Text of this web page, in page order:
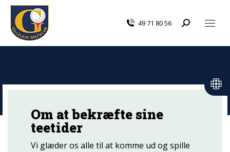
49 71 80 56 Search:
Om at bekræfte sine
teetider
Vi glæder os alle til at komme ud og spille